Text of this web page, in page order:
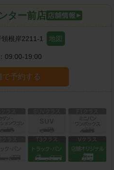
ター前店
領根岸2211-1 地図
09:00-19:00
で予約する